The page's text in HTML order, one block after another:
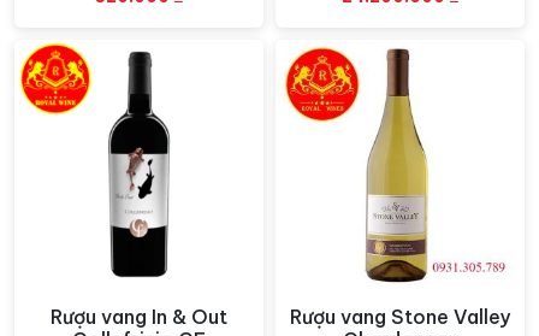
Xem nhanh
Rượu vang In & Out
Xem nhanh
Rượu vang Stone Valley